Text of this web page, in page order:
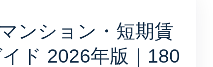
ンション・短期賃
ド 2026年版｜180